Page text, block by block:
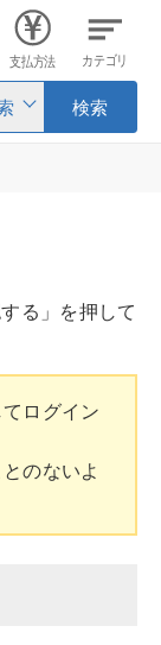
検索
支払方法 カテゴリ
る」を押して
ログイン
のないよ